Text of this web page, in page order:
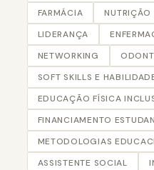
FARMÁCIA
NUTRIÇÃO
LIDERANÇA
NETWORKING
SOFT SKILLS E
EDUCAÇÃO FÍSICA
FINANCIAMENTO
METODOLOGIAS
ASSISTENTE SOCIAL